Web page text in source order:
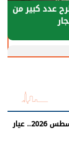
الطاقة
الطبيعية
سعر الذهب اليوم الجمعة 7 أغسطس 2026.. عيار